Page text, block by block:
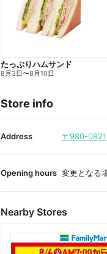
たっぷりハムサンド
8月3日〜8月10日
Store info
Address 〒980-0821
Opening hours 変更となる
Nearby Stores